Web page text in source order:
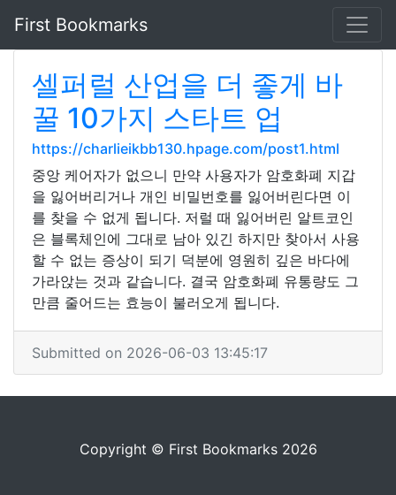
First Bookmarks
셀퍼럴 산업을 더 좋게 바
꿀 10가지 스타트 업
https://charlieikbb130.hpage.com/post1.html
중앙 케어자가 없으니 만약 사용자가 암호화폐 지갑
을 잃어버리거나 개인 비밀번호를 잃어버린다면 이
를 찾을 수 없게 됩니다. 저럴 때 잃어버린 알트코인
은 블록체인에 그대로 남아 있긴 하지만 찾아서 사용
할 수 없는 증상이 되기 덕분에 영원히 깊은 바다에
가라앉는 것과 같습니다. 결국 암호화폐 유통량도 그
만큼 줄어드는 효능이 불러오게 됩니다.
Submitted on 2026-06-03 13:45:17
Copyright © First Bookmarks 2026